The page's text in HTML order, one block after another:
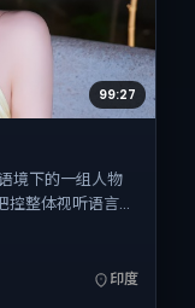
99:27
境下的一组人物
整体视听语言，
节档前后公映，
印度